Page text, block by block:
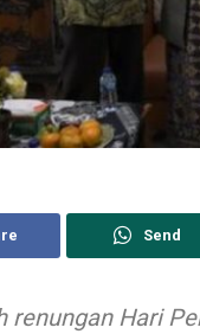
Send
renungan Hari